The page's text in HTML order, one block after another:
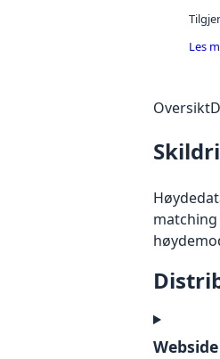
Les
Oversikt
Webside